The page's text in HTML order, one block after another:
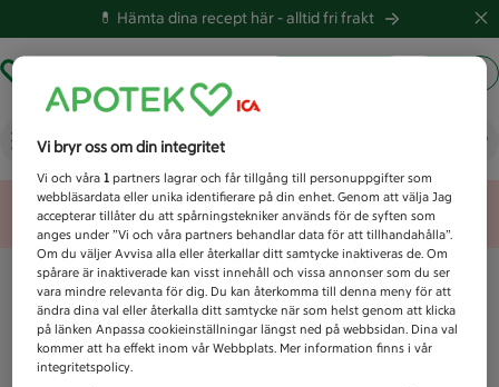
💊 Hämta dina recept här -alltid fri frakt
Vad letar du efter idag?
Unknown error
Vi bryr oss om din integritet
Vi och våra1 partners lagrar och får tillgång till personuppgifter som
webbläsardata eller unika identifierare på din enhet. Genom att välja Jag
accepterar tillåter du att spårningstekniker används för de syften som
anges under ”Vi och våra partners behandlar data för att tillhandahålla”.
Om du väljer Avvisa alla eller återkallar ditt samtycke inaktiveras de. Om
spårare är inaktiverade kan visst innehåll och vissa annonser som du ser
vara mindre relevanta för dig. Du kan återkomma till denna meny för att
ändra dina val eller återkalla ditt samtycke när som helst genom att klicka
på länken Anpassa cookieinställningar längst ned på webbsidan. Dina val
kommer att ha effekt inom vår Webbplats. Mer information finns i vår
integritetspolicy.